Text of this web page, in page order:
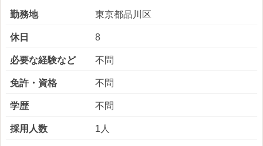
勤務地 東京都品川区
休日 8
必要な経験など 不問
免許・資格 不問
学歴 不問
採用人数 1人